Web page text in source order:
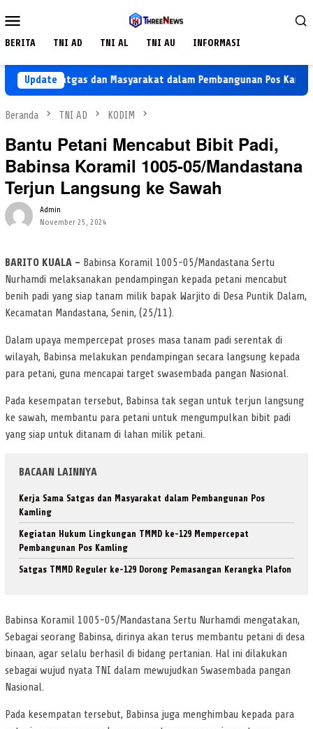
ke
Mobile
BERITA TNI AD TNI AL TNI AU INFORMASI
Update
Satgas dan Masyarakat dalam Pembangunan Pos Kamling
Beranda TNI AD KODIM
Bantu Petani Mencabut Bibit Padi,
Babinsa Koramil 1005-05/Mandastana
Terjun Langsung ke Sawah
Admin
November 25, 2024
BARITO KUALA – Babinsa Koramil 1005-05/Mandastana Sertu
Nurhamdi melaksanakan pendampingan kepada petani mencabut
benih padi yang siap tanam milik bapak Warjito di Desa Puntik Dalam,
Kecamatan Mandastana, Senin, (25/11).
Dalam upaya mempercepat proses masa tanam padi serentak di
wilayah, Babinsa melakukan pendampingan secara langsung kepada
para petani, guna mencapai target swasembada pangan Nasional.
Pada kesempatan tersebut, Babinsa tak segan untuk terjun langsung
ke sawah, membantu para petani untuk mengumpulkan bibit padi
yang siap untuk ditanam di lahan milik petani.
BACAAN LAINNYA
Kerja Sama Satgas dan Masyarakat dalam Pembangunan Pos
Kamling
Kegiatan Hukum Lingkungan TMMD ke-129 Mempercepat
Pembangunan Pos Kamling
Satgas TMMD Reguler ke-129 Dorong Pemasangan Kerangka Plafon
Babinsa Koramil 1005-05/Mandastana Sertu Nurhamdi mengatakan,
Sebagai seorang Babinsa, dirinya akan terus membantu petani di desa
binaan, agar selalu berhasil di bidang pertanian. Hal ini dilakukan
sebagai wujud nyata TNI dalam mewujudkan Swasembada pangan
Nasional.
Pada kesempatan tersebut, Babinsa juga menghimbau kepada para